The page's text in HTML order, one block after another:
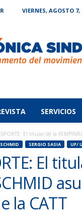
VIERNES, AGOSTO 7,
SERVICIOS
El titular de la
SERGIO SASIA UF/
El
la CATT